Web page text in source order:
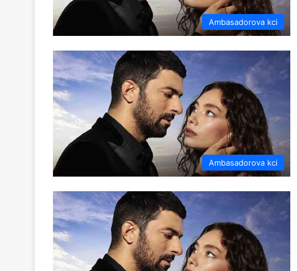
Ambasadorova kci
Ambasadorova kci